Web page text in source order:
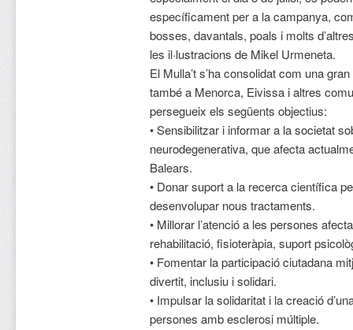
específicament per a la campanya,
bosses, davantals, poals i molts
les il·lustracions de Mikel Urmeneta.
El Mulla’t s’ha consolidat com una
també a Menorca, Eivissa i altres
persegueix els següents objectius:
• Sensibilitzar i informar a la societat
neurodegenerativa, que afecta
Balears.
• Donar suport a la recerca científica
desenvolupar nous tractaments.
• Millorar l’atenció a les persones
rehabilitació, fisioteràpia, suport
• Fomentar la participació ciutadana
divertit, inclusiu i solidari.
• Impulsar la solidaritat i la creació
persones amb esclerosi múltiple.